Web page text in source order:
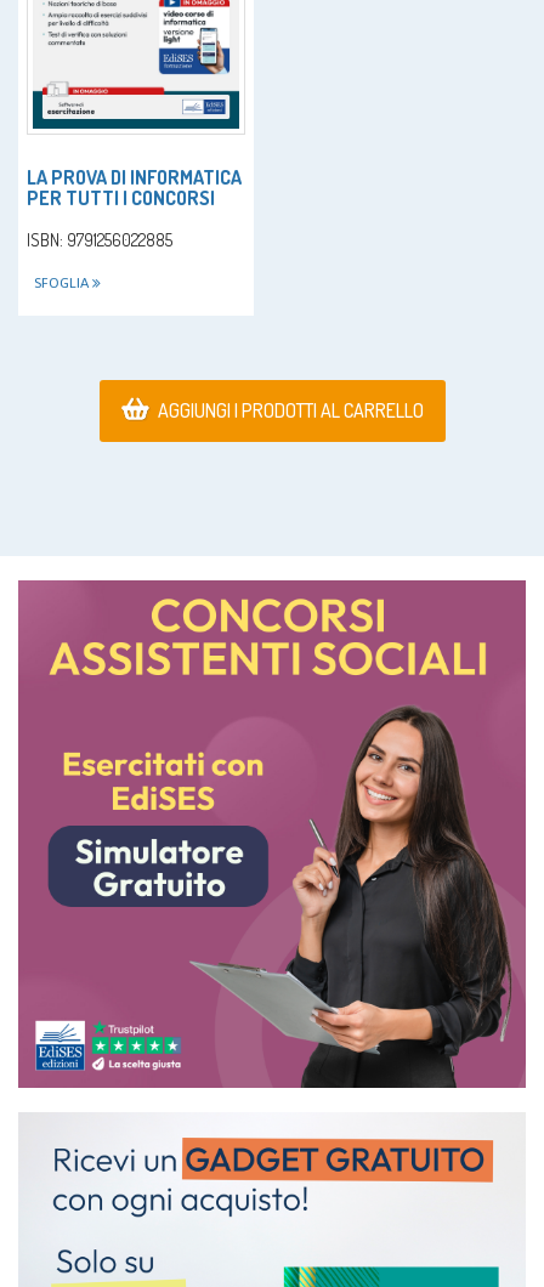
LA PROVA DI INFORMATICA
PER TUTTI I CONCORSI
ISBN: 9791256022885
SFOGLIA
AGGIUNGI I PRODOTTI AL CARRELLO